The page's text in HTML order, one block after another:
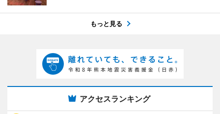
もっと見る
アクセスランキング